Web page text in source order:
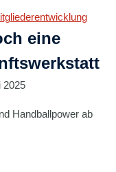
eine
2025
Handballpower ab